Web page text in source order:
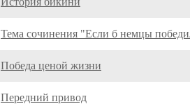
Тема сочинения "Если б немцы
Победа ценой жизни
Передний привод